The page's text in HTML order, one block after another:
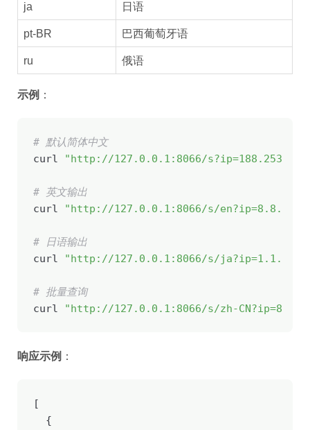
ja 日语
pt-BR 巴西葡萄牙语
ru 俄语
示例 ：
# 默认简体中文
curl
"http://127.0.0.1:8066/
# 英文输出
curl
"http://127.0.0.1:8066/s/en?ip=8.8.8.8"
# 日语输出
curl
"http://127.0.0.1:8066/s/ja?ip=1.1.1.1"
# 批量查询
curl
"http://127.0.0.1:8066/s/zh-
响应示例 ：
[
  {